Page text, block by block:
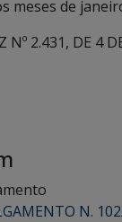
meses de
Nº 2.431, DE 4
N.